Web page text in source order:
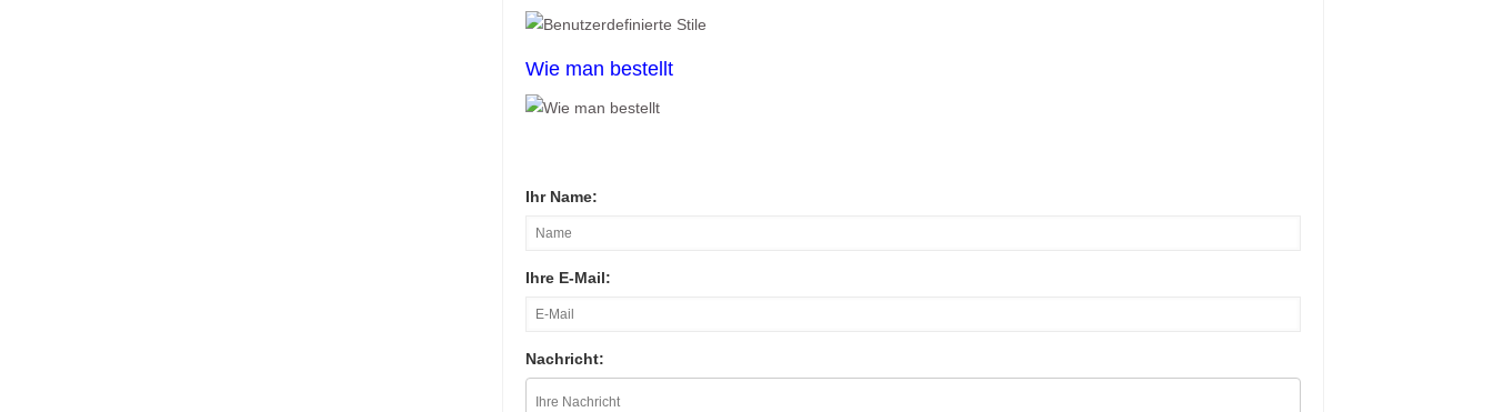
Wie man bestellt
Ihr Name:
Ihre E-Mail:
Nachricht: